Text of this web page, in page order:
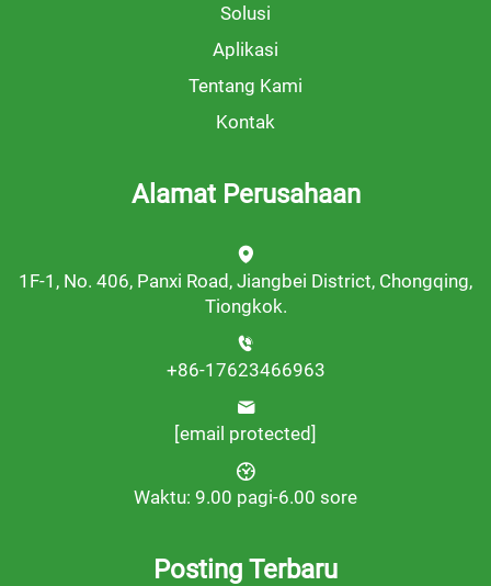
Solusi
Aplikasi
Tentang Kami
Kontak
Alamat Perusahaan
1F-1, No. 406, Panxi Road, Jiangbei District, Chongqing,
Tiongkok.
+86-17623466963
[email protected]
Waktu: 9.00 pagi-6.00 sore
Posting Terbaru